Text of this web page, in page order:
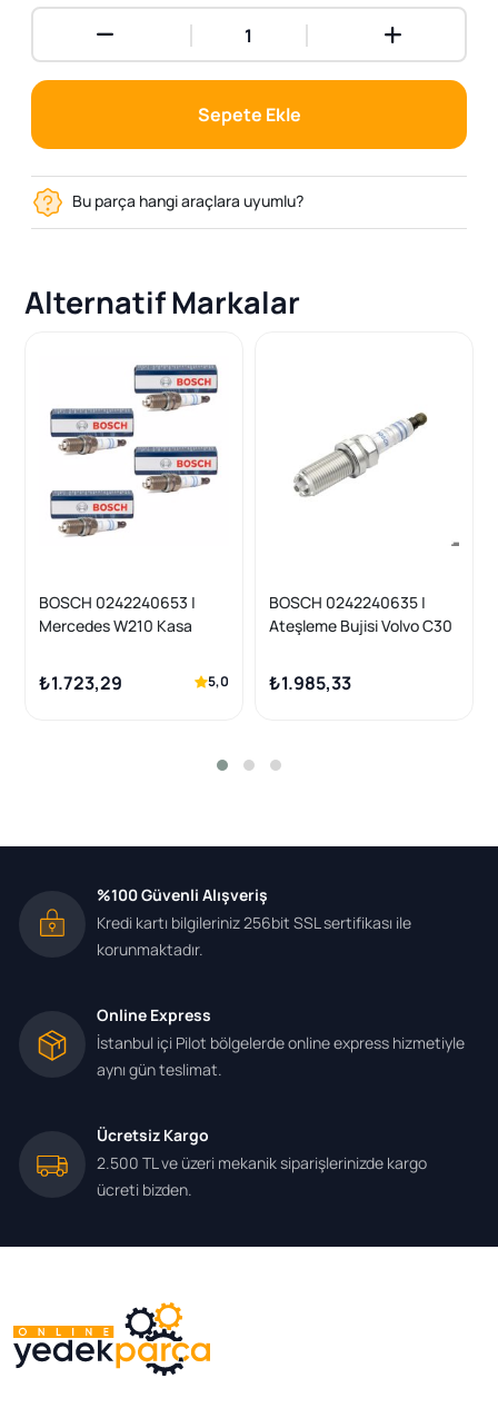
Sepete Ekle
Bu parça hangi araçlara uyumlu?
Alternatif Markalar
BOSCH 0242240653 |
Mercedes W210 Kasa
Ateşleme Bujisi İridyum
LPGLİ Araçlar için Tek
₺1.723,29 5,0
BOSCH 0242240635 |
Ateşleme Bujisi Volvo C30
(FGR6NQE0EA 1.5mm) | 10
Adet
₺1.985,33
%100 Güvenli Alışveriş
Kredi kartı bilgileriniz 256bit SSL sertifikası ile
korunmaktadır.
Online Express
İstanbul içi Pilot bölgelerde online express hizmetiyle
aynı gün teslimat.
Ücretsiz Kargo
2.500 TL ve üzeri mekanik siparişlerinizde kargo
ücreti bizden.